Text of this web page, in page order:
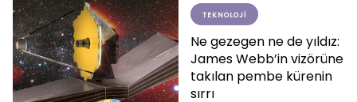
TEKNOLOJI
Ne gezegen ne de yıldız:
James Webb’in vizörüne
takılan pembe kürenin
sırrı